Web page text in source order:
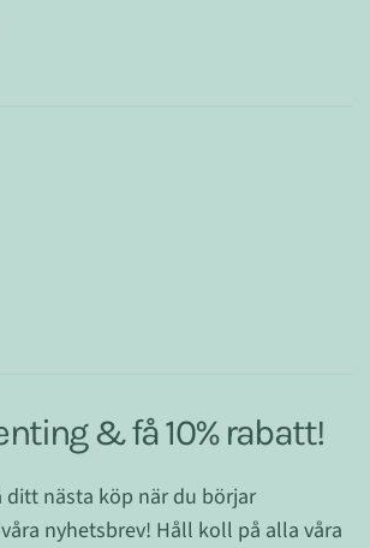
& få 10% rabatt!
ditt nästa köp när du börjar
nyhetsbrev! Håll koll på alla våra